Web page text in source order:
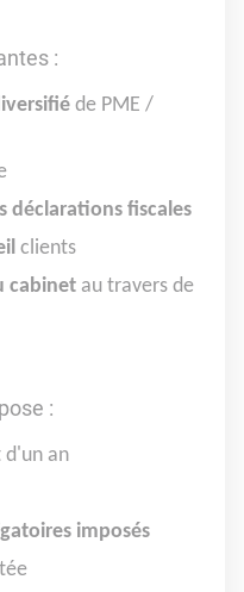
:
de PME /
déclarations fiscales
clients
cabinet au travers de
:
d'un an
imposés